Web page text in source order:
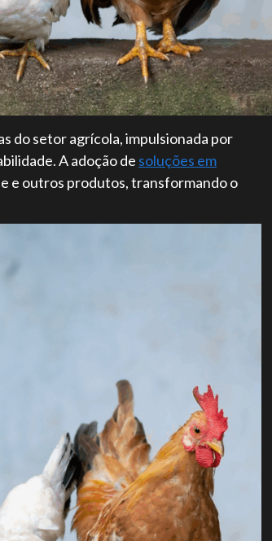
do setor agrícola, impulsionada por
A adoção de soluções em
e outros produtos, transformando o